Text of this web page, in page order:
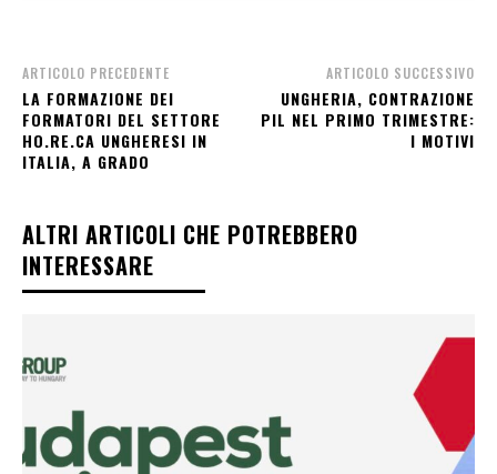
ARTICOLO PRECEDENTE
LA FORMAZIONE DEI
FORMATORI DEL SETTORE
HO.RE.CA UNGHERESI IN
ITALIA, A GRADO
ARTICOLO SUCCESSIVO
UNGHERIA, CONTRAZIONE
PIL NEL PRIMO TRIMESTRE:
I MOTIVI
ALTRI ARTICOLI CHE POTREBBERO
INTERESSARE